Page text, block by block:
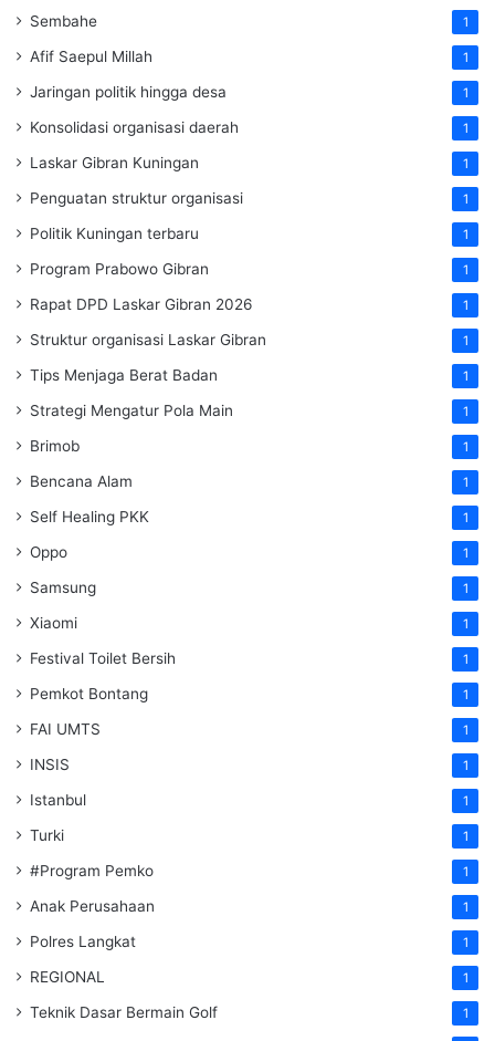
Sembahe 1
Afif Saepul Millah 1
Jaringan politik hingga desa 1
Konsolidasi organisasi daerah 1
Laskar Gibran Kuningan 1
Penguatan struktur organisasi 1
Politik Kuningan terbaru 1
Program Prabowo Gibran 1
Rapat DPD Laskar Gibran 2026 1
Struktur organisasi Laskar Gibran 1
Tips Menjaga Berat Badan 1
Strategi Mengatur Pola Main 1
Brimob 1
Bencana Alam 1
Self Healing PKK 1
Oppo 1
Samsung 1
Xiaomi 1
Festival Toilet Bersih 1
Pemkot Bontang 1
FAI UMTS 1
INSIS 1
Istanbul 1
Turki 1
#Program Pemko 1
Anak Perusahaan 1
Polres Langkat 1
REGIONAL 1
Teknik Dasar Bermain Golf 1